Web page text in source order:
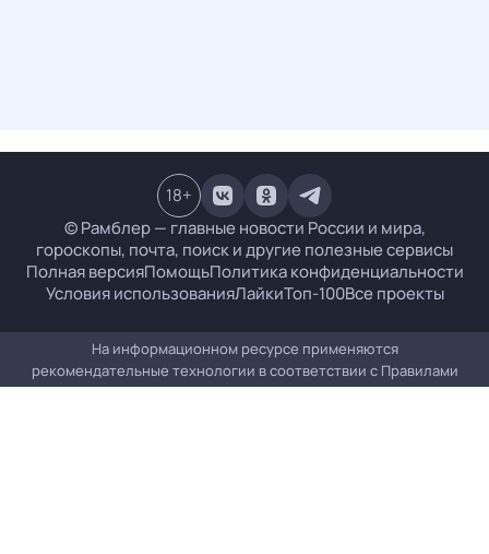
© Рамблер — главные новости России и мира,
гороскопы, почта, поиск и другие полезные сервисы
Полная версияПомощьПолитика конфиденциальности
Условия использованияЛайкиТоп-100Все проекты
18+
На информационном ресурсе применяются
рекомендательные технологии в соответствии с Правилами